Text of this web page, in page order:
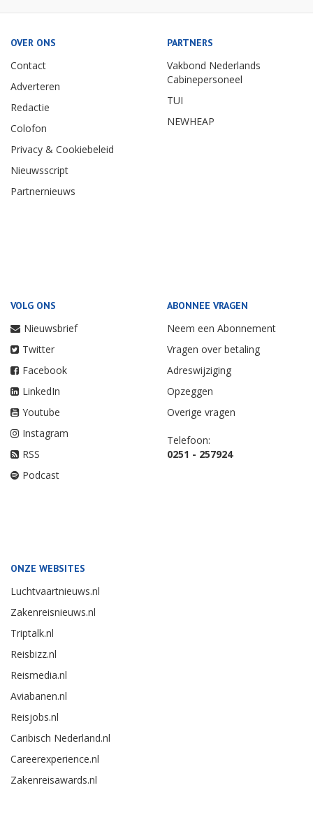
OVER ONS
Contact
Adverteren
Redactie
Colofon
Privacy & Cookiebeleid
Nieuwsscript
Partnernieuws
PARTNERS
Vakbond Nederlands
Cabinepersoneel
TUI
NEWHEAP
VOLG ONS
Nieuwsbrief
Twitter
Facebook
LinkedIn
Youtube
Instagram
RSS
Podcast
ABONNEE VRAGEN
Neem een Abonnement
Vragen over betaling
Adreswijziging
Opzeggen
Overige vragen
Telefoon:
0251 - 257924
ONZE WEBSITES
Luchtvaartnieuws.nl
Zakenreisnieuws.nl
Triptalk.nl
Reisbizz.nl
Reismedia.nl
Aviabanen.nl
Reisjobs.nl
Caribisch Nederland.nl
Careerexperience.nl
Zakenreisawards.nl